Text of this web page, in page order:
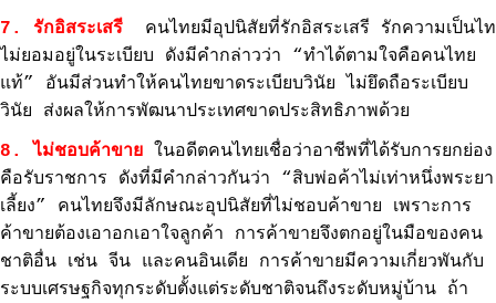
7. รักอิสระเสรี คนไทยมีอุปนิสัยที่รักอิสระเสรี รักความเป็นไท
ไม่ยอมอยู่ในระเบียบ ดังมีคำกล่าวว่า “ทำได้ตามใจคือคนไทย
แท้” อันมีส่วนทำให้คนไทยขาดระเบียบวินัย ไม่ยึดถือระเบียบ
วินัย ส่งผลให้การพัฒนาประเทศขาดประสิทธิภาพด้วย
8. ไม่ชอบค้าขาย ในอดีตคนไทยเชื่อว่าอาชีพที่ได้รับการยกย่อง
คือรับราชการ ดังที่มีคำกล่าวกันว่า “สิบพ่อค้าไม่เท่าหนึ่งพระยา
เลี้ยง” คนไทยจึงมีลักษณะอุปนิสัยที่ไม่ชอบค้าขาย เพราะการ
ค้าขายต้องเอาอกเอาใจลูกค้า การค้าขายจึงตกอยู่ในมือของคน
ชาติอื่น เช่น จีน และคนอินเดีย การค้าขายมีความเกี่ยวพันกับ
ระบบเศรษฐกิจทุกระดับตั้งแต่ระดับชาติจนถึงระดับหมู่บ้าน ถ้า